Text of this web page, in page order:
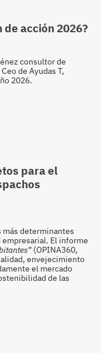
acción 2026?
consultor de
de Ayudas T,
2026.
para el
más determinantes
El informe
(OPINA360,
envejecimiento
el mercado
de las